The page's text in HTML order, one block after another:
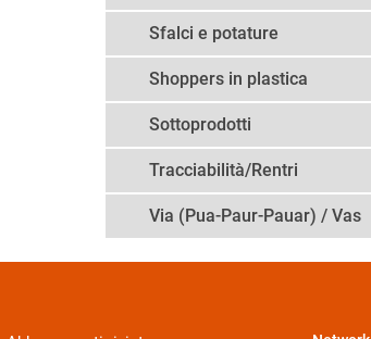
Sfalci e potature
Shoppers in plastica
Sottoprodotti
Tracciabilità/Rentri
Via (Pua-Paur-Pauar) / Vas